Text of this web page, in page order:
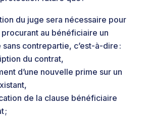
du juge sera nécessaire pour
au bénéficiaire un
sans contrepartie, c’est-à-dire :
du contrat,
d’une nouvelle prime sur un
de la clause bénéficiaire
;